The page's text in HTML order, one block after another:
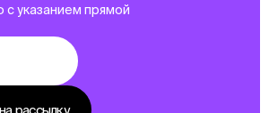
указанием прямой